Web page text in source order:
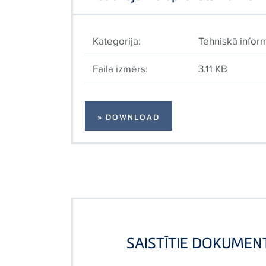
Kategorija:
Tehniskā
Faila izmērs:
3.11 KB
» DOWNLOAD
SAISTĪTIE